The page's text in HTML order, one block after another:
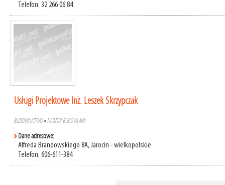
Telefon: 32 266 06 84
Usługi Projektowe Inż. Leszek Skrzypczak
BUDOWNICTWO»NADZÓR BUDOWLANY
Dane adresowe:
Alfreda Brandowskiego 8A, Jarocin - wielkopolskie
Telefon: 606-611-384